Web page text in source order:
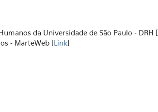
da Universidade de São Paulo - DRH [
- MarteWeb [Link]